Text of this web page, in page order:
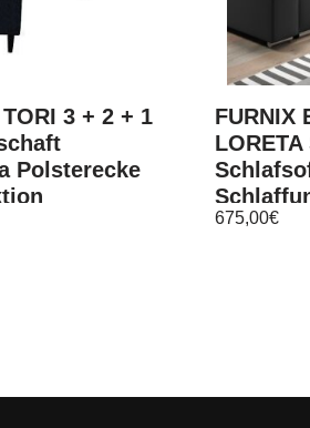
3 + 2 + 1
Polsterecke
FURNIX
MT99
675,00€